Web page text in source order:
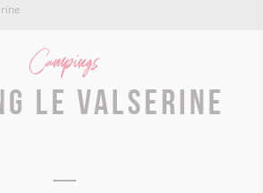
Campings
le Valserine